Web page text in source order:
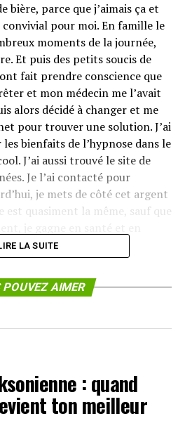
bière, parce que j’aimais ça et
pour moi. En famille le
moments de la journée,
Et puis des petits soucis de
fait prendre conscience que
et mon médecin me l’avait
alors décidé à changer et me
pour trouver une solution. J’ai
bienfaits de l’hypnose dans le
J’ai aussi trouvé le site de
Je l’ai contacté pour
je mets de côté cet argent
est quasiment la même, sauf que
de m’avoir aidé…
LA SUITE
POUVEZ AIMER
: quand
ton meilleur